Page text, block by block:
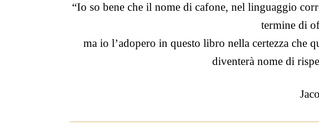
“Io so bene che il nome di cafone, nel linguaggio
termine di
ma io l’adopero in questo libro nella certezza che
diventerà nome di